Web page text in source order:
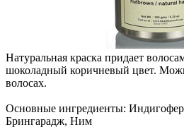
Натуральная краска придает
шоколадный коричневый цвет.
волосах.
Основные ингредиенты:
Брингарадж, Ним